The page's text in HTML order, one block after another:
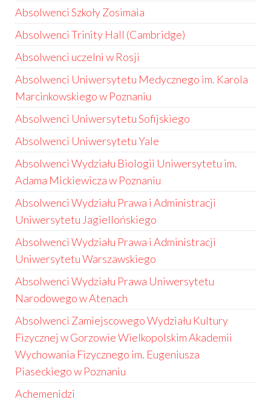
Absolwenci Szkoły Zosimaia
Absolwenci Trinity Hall (Cambridge)
Absolwenci uczelni w Rosji
Absolwenci Uniwersytetu Medycznego im. Karola
Marcinkowskiego w Poznaniu
Absolwenci Uniwersytetu Sofijskiego
Absolwenci Uniwersytetu Yale
Absolwenci Wydziału Biologii Uniwersytetu im.
Adama Mickiewicza w Poznaniu
Absolwenci Wydziału Prawa i Administracji
Uniwersytetu Jagiellońskiego
Absolwenci Wydziału Prawa i Administracji
Uniwersytetu Warszawskiego
Absolwenci Wydziału Prawa Uniwersytetu
Narodowego w Atenach
Absolwenci Zamiejscowego Wydziału Kultury
Fizycznej w Gorzowie Wielkopolskim Akademii
Wychowania Fizycznego im. Eugeniusza
Piaseckiego w Poznaniu
Achemenidzi